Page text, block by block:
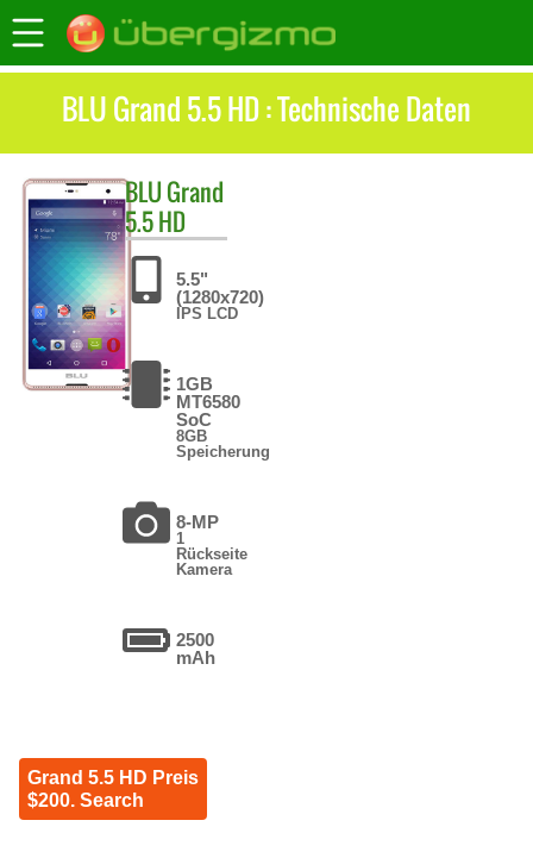
BLU Grand 5.5 HD : Technische Daten
BLUGrand
5.5 HD
5.5"
(1280x720)
IPS LCD
1GB
MT6580
SoC
8GB
Speicherung
8-MP
1
Rückseite
Kamera
2500
mAh
Grand 5.5 HD Preis
$200. Search